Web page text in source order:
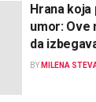
Hrana
umor: Ove
da
BY MILENA